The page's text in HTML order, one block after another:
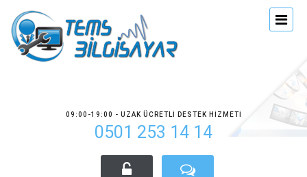
09:00-19:00 - UZAK ÜCRETLI DESTEK HIZMETI
0501 253 14 14